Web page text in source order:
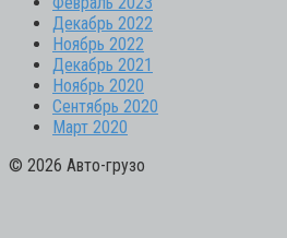
Декабрь 2022
Ноябрь 2022
Декабрь 2021
Ноябрь 2020
Сентябрь 2020
Март 2020
© 2026 Авто-грузо